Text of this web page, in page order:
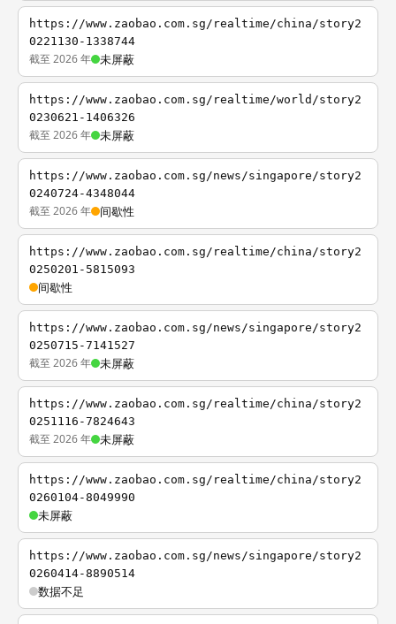
https://www.zaobao.com.sg/realtime/china/story2
0221130-1338744
截至 2026 年 未屏蔽
https://www.zaobao.com.sg/realtime/world/story2
0230621-1406326
截至 2026 年 未屏蔽
https://www.zaobao.com.sg/news/singapore/story2
0240724-4348044
截至 2026 年 间歇性
https://www.zaobao.com.sg/realtime/china/story2
0250201-5815093
间歇性
https://www.zaobao.com.sg/news/singapore/story2
0250715-7141527
截至 2026 年 未屏蔽
https://www.zaobao.com.sg/realtime/china/story2
0251116-7824643
截至 2026 年 未屏蔽
https://www.zaobao.com.sg/realtime/china/story2
0260104-8049990
未屏蔽
https://www.zaobao.com.sg/news/singapore/story2
0260414-8890514
数据不足